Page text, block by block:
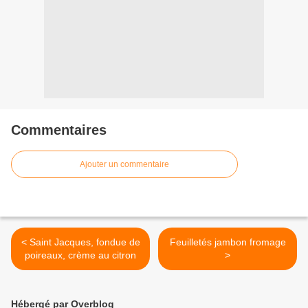
Commentaires
Ajouter un commentaire
< Saint Jacques, fondue de
poireaux, crème au citron
Feuilletés jambon fromage
>
Hébergé par Overblog